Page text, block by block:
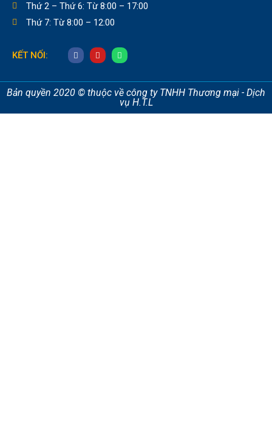
Thứ 2 – Thứ 6: Từ 8:00 – 17:00
Thứ 7: Từ 8:00 – 12:00
KẾT NỐI:
Bản quyền 2020 © thuộc về công ty TNHH Thương mại - Dịch
vụ H.T.L